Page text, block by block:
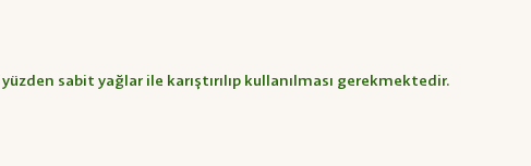
sabit yağlar ile karıştırılıp kullanılması gerekmektedir.